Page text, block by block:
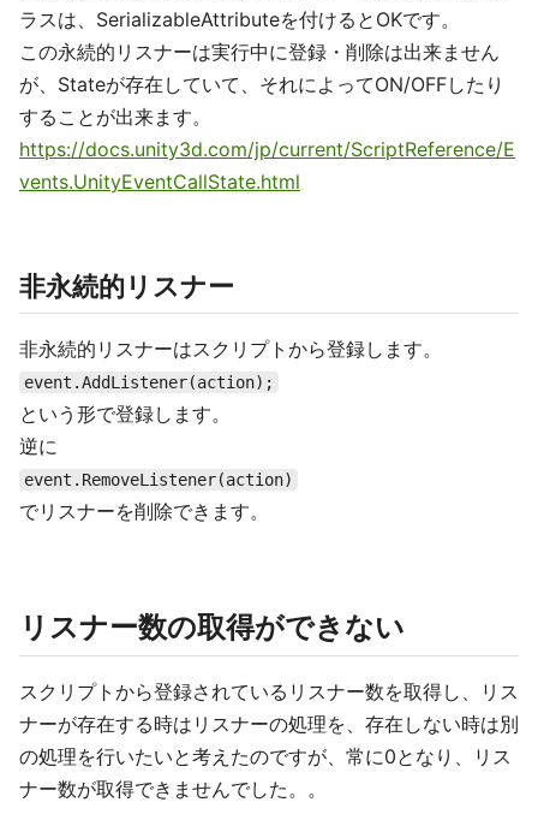
ラスは、SerializableAttributeを付けるとOKです。
この永続的リスナーは実行中に登録・削除は出来ません
が、Stateが存在していて、それによってON/OFFしたり
することが出来ます。
https://docs.unity3d.com/jp/current/ScriptReference/E
vents.UnityEventCallState.html
非永続的リスナー
非永続的リスナーはスクリプトから登録します。
event.AddListener(action);
という形で登録します。
逆に
event.RemoveListener(action)
でリスナーを削除できます。
リスナー数の取得ができない
スクリプトから登録されているリスナー数を取得し、リス
ナーが存在する時はリスナーの処理を、存在しない時は別
の処理を行いたいと考えたのですが、常に0となり、リス
ナー数が取得できませんでした。。